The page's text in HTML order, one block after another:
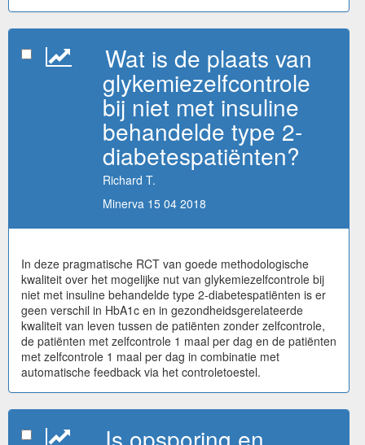
Wat is de plaats van
glykemiezelfcontrole
bij niet met insuline
behandelde type 2-
diabetespatiënten?
Richard T.
Minerva 15 04 2018
In deze pragmatische RCT van goede methodologische
kwaliteit over het mogelijke nut van glykemiezelfcontrole bij
niet met insuline behandelde type 2-diabetespatiënten is er
geen verschil in HbA1c en in gezondheidsgerelateerde
kwaliteit van leven tussen de patiënten zonder zelfcontrole,
de patiënten met zelfcontrole 1 maal per dag en de patiënten
met zelfcontrole 1 maal per dag in combinatie met
automatische feedback via het controletoestel.
Is opsporing en